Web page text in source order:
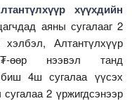
хүүхдийн
аяны сугалааг 2
Алтантүлхүүр
өөр нээвэл танд
4ш сугалаа үүсэх
2 үржигдсэнээр